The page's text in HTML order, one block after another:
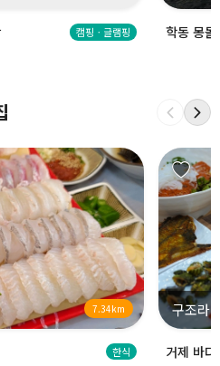
캠핑ㆍ글램핑 학동 몽
7.34km
한식
구조라
거제 바